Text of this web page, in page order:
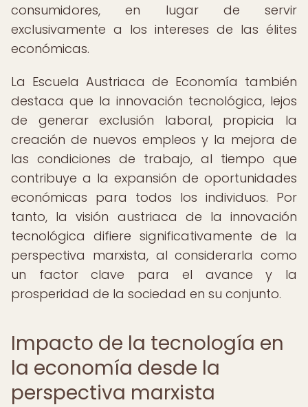
consumidores, en lugar de servir
exclusivamente a los intereses de las élites
económicas.
La Escuela Austriaca de Economía también
destaca que la innovación tecnológica, lejos
de generar exclusión laboral, propicia la
creación de nuevos empleos y la mejora de
las condiciones de trabajo, al tiempo que
contribuye a la expansión de oportunidades
económicas para todos los individuos. Por
tanto, la visión austriaca de la innovación
tecnológica difiere significativamente de la
perspectiva marxista, al considerarla como
un factor clave para el avance y la
prosperidad de la sociedad en su conjunto.
Impacto de la tecnología en
la economía desde la
perspectiva marxista